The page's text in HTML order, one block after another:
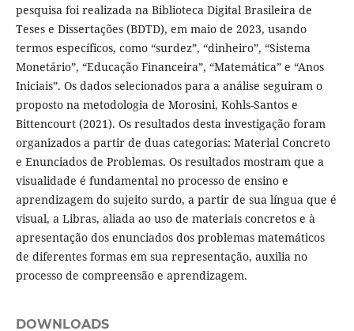
pesquisa foi realizada na Biblioteca Digital Brasileira de
Teses e Dissertações (BDTD), em maio de 2023, usando
termos específicos, como “surdez”, “dinheiro”, “Sistema
Monetário”, “Educação Financeira”, “Matemática” e “Anos
Iniciais”. Os dados selecionados para a análise seguiram o
proposto na metodologia de Morosini, Kohls-Santos e
Bittencourt (2021). Os resultados desta investigação foram
organizados a partir de duas categorias: Material Concreto
e Enunciados de Problemas. Os resultados mostram que a
visualidade é fundamental no processo de ensino e
aprendizagem do sujeito surdo, a partir de sua língua que é
visual, a Libras, aliada ao uso de materiais concretos e à
apresentação dos enunciados dos problemas matemáticos
de diferentes formas em sua representação, auxilia no
processo de compreensão e aprendizagem.
DOWNLOADS